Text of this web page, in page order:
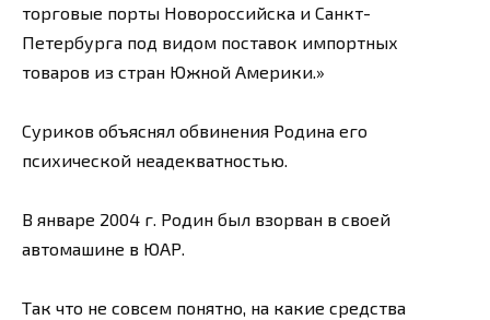
торговые порты Новороссийска и Санкт-
Петербурга под видом поставок импортных
товаров из стран Южной Америки.»
Суриков объяснял обвинения Родина его
психической неадекватностью.
В январе 2004 г. Родин был взорван в своей
автомашине в ЮАР.
Так что не совсем понятно, на какие средства